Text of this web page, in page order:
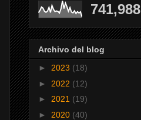
741,988
Archivo del blog
► 2023 (18)
► 2022 (12)
► 2021 (19)
► 2020 (40)